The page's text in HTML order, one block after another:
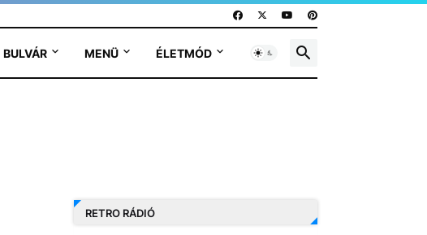
BULVÁR MENÜ ÉLETMÓD
RETRO RÁDIÓ